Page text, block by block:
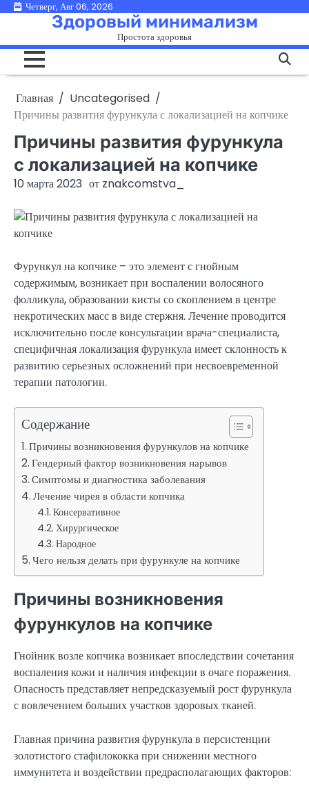
ПерейтиЧетверг, Авг 06, 2026
Здоровый минимализм
Простота здоровья
Главная
Uncategorised
Причины развития фурункула с локализацией на копчике
Причины развития фурункула
с локализацией на копчике
10 марта 2023 от znakcomstva_
Фурункул на копчике – это элемент с гнойным
содержимым, возникает при воспалении волосяного
фолликула, образовании кисты со скоплением в центре
некротических масс в виде стержня. Лечение проводится
исключительно после консультации врача-специалиста,
специфичная локализация фурункула имеет склонность к
развитию серьезных осложнений при несвоевременной
терапии патологии.
Содержание
Причины возникновения фурункулов на копчике
Гендерный фактор возникновения нарывов
Симптомы и диагностика заболевания
Лечение чирея в области копчика
Консервативное
Хирургическое
Народное
Чего нельзя делать при фурункуле на копчике
Причины возникновения
фурункулов на копчике
Гнойник возле копчика возникает впоследствии сочетания
воспаления кожи и наличия инфекции в очаге поражения.
Опасность представляет непредсказуемый рост фурункула
с вовлечением больших участков здоровых тканей.
Главная причина развития фурункула в персистенции
золотистого стафилококка при снижении местного
иммунитета и воздействии предрасполагающих факторов: